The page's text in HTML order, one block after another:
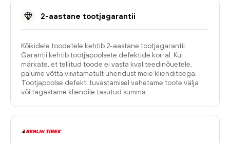
2-aastane tootjagarantii
Kõikidele toodetele kehtib 2-aastane tootjagarantii.
Garantii kehtib tootjapoolsete defektide korral. Kui
märkate, et tellitud toode ei vasta kvaliteedinõuetele,
palume võtta viivitamatult ühendust meie klienditoega.
Tootjapoolse defekti tuvastamisel vahetame toote välja
või tagastame kliendile tasutud summa.